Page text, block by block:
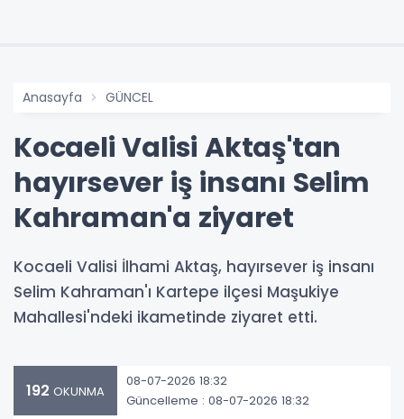
Anasayfa GÜNCEL
Kocaeli Valisi Aktaş'tan
hayırsever iş insanı Selim
Kahraman'a ziyaret
Kocaeli Valisi İlhami Aktaş, hayırsever iş insanı
Selim Kahraman'ı Kartepe ilçesi Maşukiye
Mahallesi'ndeki ikametinde ziyaret etti.
192 OKUNMA
08-07-2026 18:32
Güncelleme : 08-07-2026 18:32